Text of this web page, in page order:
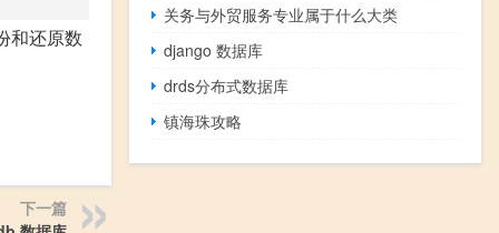
和还原数
下一篇
关务与外贸服务专业属于什么大类
django 数据库
drds分布式数据库
镇海珠攻略